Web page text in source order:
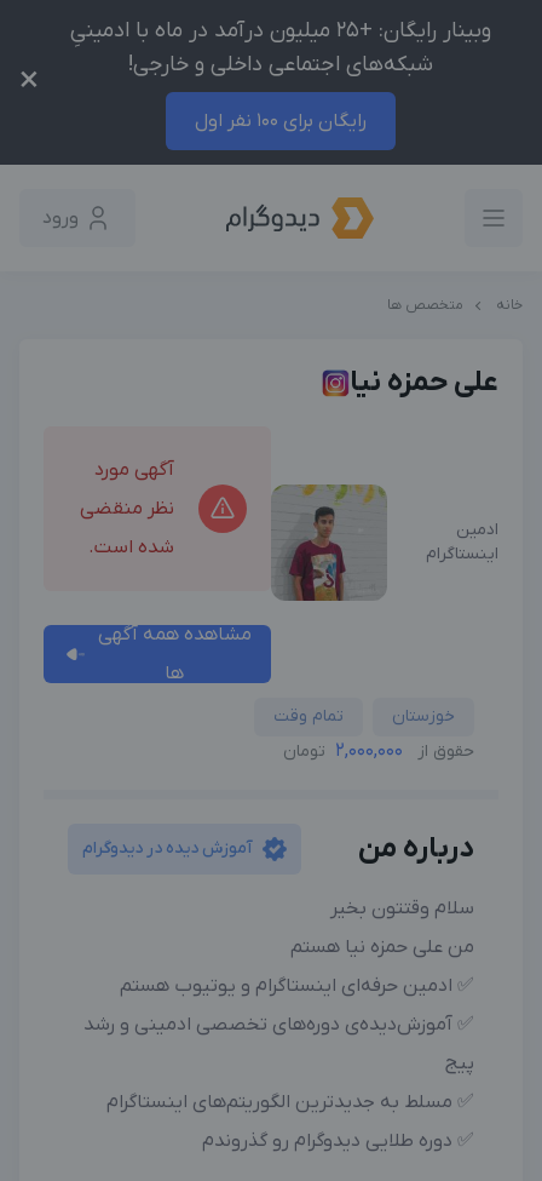
وبینار رایگان: +25 میلیون درآمد در ماه با ادمینیِ
شبکه‌های اجتماعی داخلی و خارجی!
رایگان برای 100 نفر اول
×
ورود
خانه متخصص ها
علی حمزه نیا
ادمین
اینستاگرام
آگهی مورد
نظر منقضی
شده است.
مشاهده همه آگهی
ها
خوزستان
تمام وقت
حقوق از
2,000,000 تومان
درباره من آموزش دیده در دیدوگرام
سلام وقتتون بخیر
من علی حمزه نیا هستم
✅ ادمین حرفه‌ای اینستاگرام و يوتيوب هستم
✅ آموزش‌دیده‌ی دوره‌های تخصصی ادمینی و رشد
پیج
✅ مسلط به جدیدترین الگوریتم‌های اینستاگرام
✅ دوره طلایی دیدوگرام رو گذروندم